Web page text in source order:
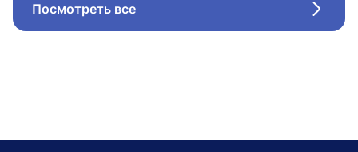
Посмотреть все